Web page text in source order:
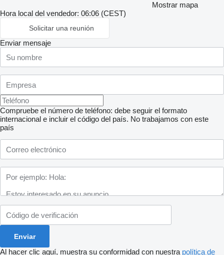
Mostrar mapa
Hora local del vendedor: 06:06 (CEST)
Solicitar una reunión
Enviar mensaje
Compruebe el número de teléfono: debe seguir el formato
internacional e incluir el código del país. No trabajamos con este
país
Al hacer clic aquí, muestra su conformidad con nuestra política de